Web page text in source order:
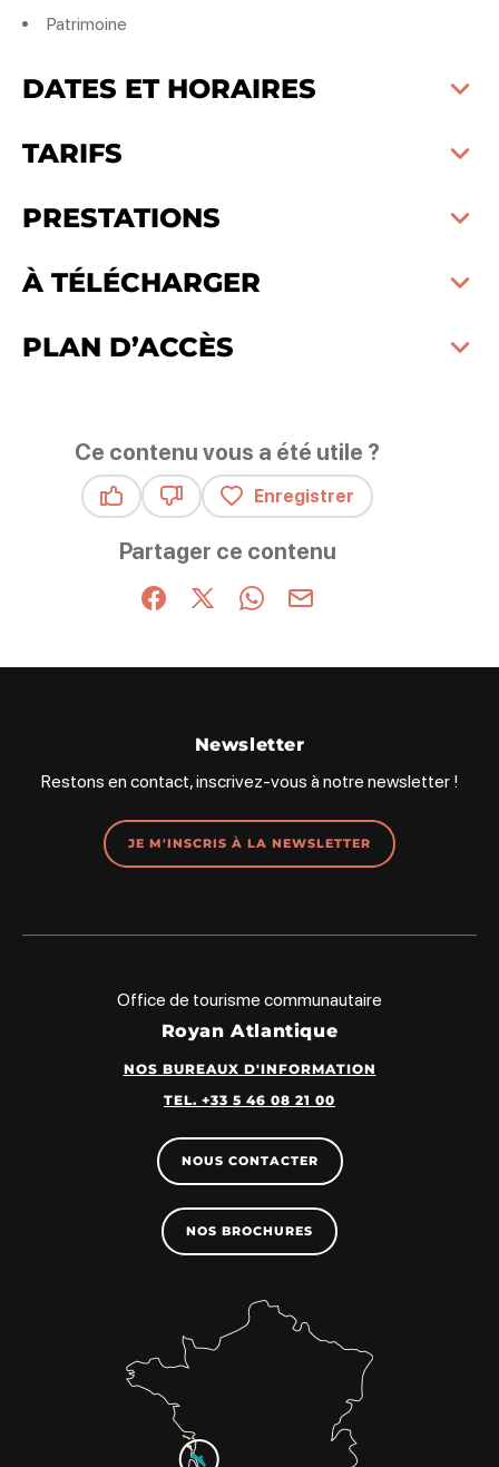
Patrimoine
DATES ET HORAIRES
TARIFS
PRESTATIONS
À TÉLÉCHARGER
PLAN D’ACCÈS
Ce contenu vous a été utile ?
Enregistrer
Partager ce contenu
Partager sur Facebook (nouvelle fenêtre)
Partager sur X / Twitter (nouvelle
Partager sur WhatsApp
Partager par mail
Newsletter
Restons en contact, inscrivez-vous à notre newsletter !
JE M'INSCRIS À LA NEWSLETTER
Office de tourisme communautaire
Royan Atlantique
NOS BUREAUX D'INFORMATION
TEL. +33 5 46 08 21 00
NOUS CONTACTER
NOS BROCHURES